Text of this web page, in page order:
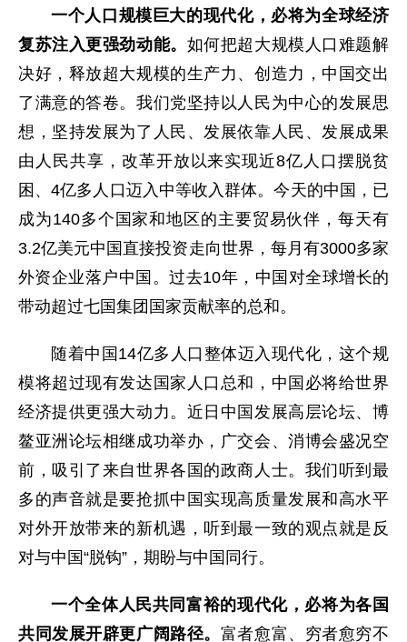
一个人口规模巨大的现代化，必将为全球经济
复苏注入更强劲动能。 如何把超大规模人口难题解
决好，释放超大规模的生产力、创造力，中国交出
了满意的答卷。我们党坚持以人民为中心的发展思
想，坚持发展为了人民、发展依靠人民、发展成果
由人民共享，改革开放以来实现近8亿人口摆脱贫
困、4亿多人口迈入中等收入群体。今天的中国，已
成为140多个国家和地区的主要贸易伙伴，每天有
3.2亿美元中国直接投资走向世界，每月有3000多家
外资企业落户中国。过去10年，中国对全球增长的
带动超过七国集团国家贡献率的总和。
随着中国14亿多人口整体迈入现代化，这个规
模将超过现有发达国家人口总和，中国必将给世界
经济提供更强大动力。近日中国发展高层论坛、博
鳌亚洲论坛相继成功举办，广交会、消博会盛况空
前，吸引了来自世界各国的政商人士。我们听到最
多的声音就是要抢抓中国实现高质量发展和高水平
对外开放带来的新机遇，听到最一致的观点就是反
对与中国“脱钩”，期盼与中国同行。
一个全体人民共同富裕的现代化，必将为各国
共同发展开辟更广阔路径。 富者愈富、穷者愈穷不